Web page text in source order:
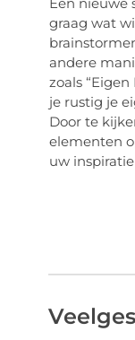
graag wat
andere
zoals
je rustig je
Door te
elementen
uw